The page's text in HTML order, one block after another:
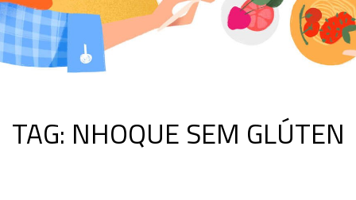
TAG: NHOQUE SEM GLÚTEN